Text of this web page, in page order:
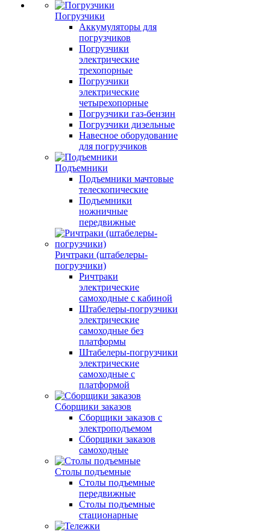
Погрузчики
Аккумуляторы для
погрузчиков
Погрузчики
электрические
трехопорные
Погрузчики
электрические
четырехопорные
Погрузчики газ-бензин
Погрузчики дизельные
Навесное оборудование
для погрузчиков
Подъемники
Подъемники мачтовые
телескопические
Подъемники
ножничные
передвижные
Ричтраки (штабелеры-
погрузчики)
Ричтраки
электрические
самоходные с кабиной
Штабелеры-погрузчики
электрические
самоходные без
платформы
Штабелеры-погрузчики
электрические
самоходные с
платформой
Сборщики заказов
Сборщики заказов с
электроподъемом
Сборщики заказов
самоходные
Столы подъемные
Столы подъемные
передвижные
Столы подъемные
стационарные